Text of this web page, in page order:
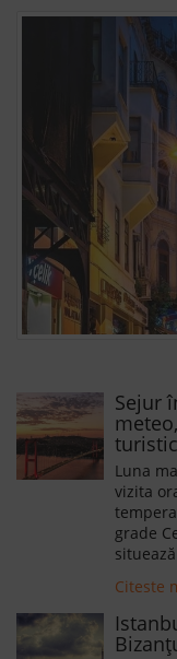
Sejur
Luna
vizita
grade
Citeste